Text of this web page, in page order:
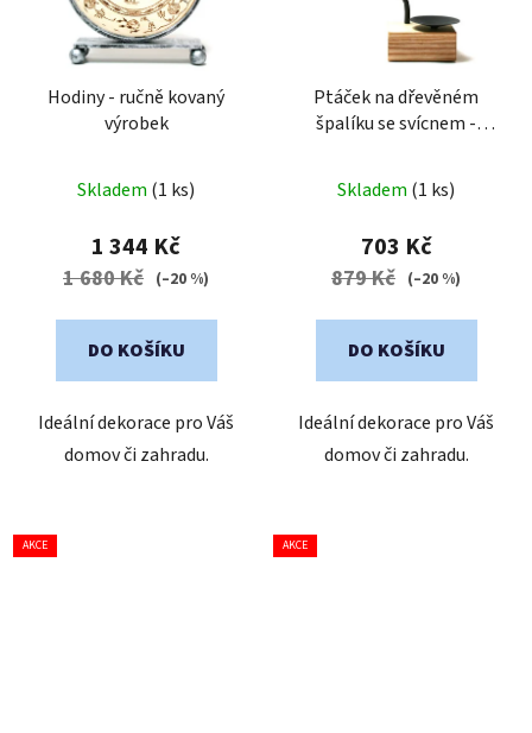
Hodiny - ručně kovaný
výrobek
Skladem (1 ks)
1 344 Kč
1 680 Kč (–20 %)
DO KOŠÍKU
Ideální dekorace pro Váš
domov či zahradu.
Ptáček na dřevěném
špalíku se svícnem -
Skladem (1 ks)
703 Kč
879 Kč (–20 %)
DO KOŠÍKU
Ideální dekorace pro Váš
domov či zahradu.
AKCE AKCE